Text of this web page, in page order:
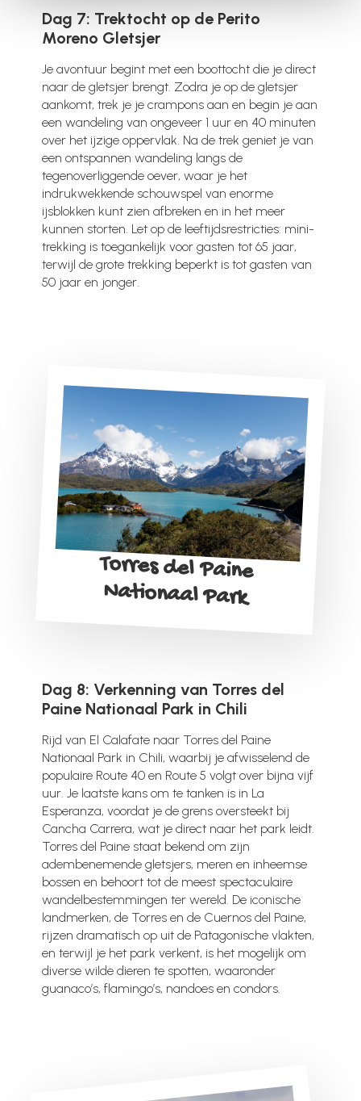
Dag 7: Trektocht op de Perito
Moreno Gletsjer
Je avontuur begint met een boottocht die je direct
naar de gletsjer brengt. Zodra je op de gletsjer
aankomt, trek je je crampons aan en begin je aan
een wandeling van ongeveer 1 uur en 40 minuten
over het ijzige oppervlak. Na de trek geniet je van
een ontspannen wandeling langs de
tegenoverliggende oever, waar je het
indrukwekkende schouwspel van enorme
ijsblokken kunt zien afbreken en in het meer
kunnen storten. Let op de leeftijdsrestricties: mini-
trekking is toegankelijk voor gasten tot 65 jaar,
terwijl de grote trekking beperkt is tot gasten van
50 jaar en jonger.
Torres del Paine
Nationaal Park
Dag 8: Verkenning van Torres del
Paine Nationaal Park in Chili
Rijd van El Calafate naar Torres del Paine
Nationaal Park in Chili, waarbij je afwisselend de
populaire Route 40 en Route 5 volgt over bijna vijf
uur. Je laatste kans om te tanken is in La
Esperanza, voordat je de grens oversteekt bij
Cancha Carrera, wat je direct naar het park leidt.
Torres del Paine staat bekend om zijn
adembenemende gletsjers, meren en inheemse
bossen en behoort tot de meest spectaculaire
wandelbestemmingen ter wereld. De iconische
landmerken, de Torres en de Cuernos del Paine,
rijzen dramatisch op uit de Patagonische vlakten,
en terwijl je het park verkent, is het mogelijk om
diverse wilde dieren te spotten, waaronder
guanaco’s, flamingo’s, nandoes en condors.